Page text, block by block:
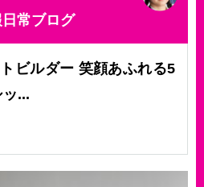
常ブログ
ビルダー 笑顔あふれる5
ッ...